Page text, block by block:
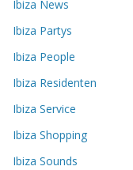
Ibiza News
Ibiza Partys
Ibiza People
Ibiza Residenten
Ibiza Service
Ibiza Shopping
Ibiza Sounds